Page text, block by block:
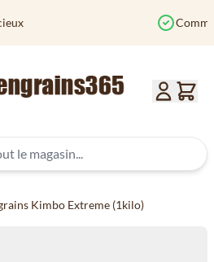
12h? Expédié aujourd'hui
Kimbo Extreme (1kilo)